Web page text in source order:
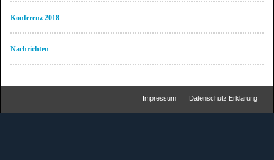
Konferenz 2018
Nachrichten
Impressum Datenschutz Erklärung